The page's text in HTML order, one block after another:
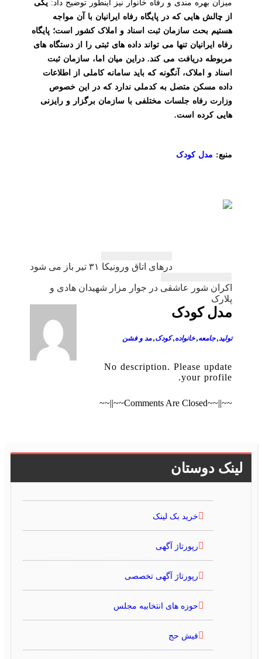
میزان بهره مندی و رفاه خانوار نیز اینطور توضیح داد:یکی
از چالش هایی که در پایگاه رفاه ایرانیان با آن مواجه
هستیم بحث سازمان ثبت اسناد و املاک کشور است؛ پایگاه
رفاه ایرانیان تنها می تواند داده های ثبتی را از دستگاه های
مربوطه دریافت می کند. دراین میان اما، سازمان ثبت
اسناد و املاک، آنگونه که باید سامانه کاملی از اطلاعات
داده مسکن متصل به کدملی ندارد که در این خصوص
وزارت رفاه جلسات مختلفی با سازمان برگزار و رایزنی
هایی کرده است.
منبع:مدل کودک
درهای اتاق ورونیکا ۳۱ تیر باز می شود
اکران شور عاشقی در جوار مزار شهیدان هادی و
پلارک
مدل کودک
جامعه,خانواده,کودک,مد و فشن
No description. Please update
your profile.
~~||~~Comments Are Closed~~||~~
لینک دوستان
خرید بک لینک
رپورتاژ آگهی
رپورتاژ آگهی تخصصی
حوزه های انتخابیه مجلس
فیش حج